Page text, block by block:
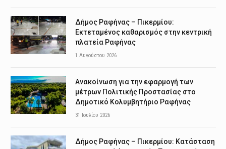
Δήμος Ραφήνας – Πικερμίου:
Εκτεταμένος καθαρισμός στην κεντρική
πλατεία Ραφήνας
1 Αυγούστου 2026
Ανακοίνωση για την εφαρμογή των
μέτρων Πολιτικής Προστασίας στο
Δημοτικό Κολυμβητήριο Ραφήνας
31 Ιουλίου 2026
Δήμος Ραφήνας – Πικερμίου: Κατάσταση